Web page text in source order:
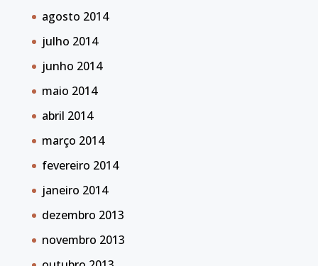
agosto 2014
julho 2014
junho 2014
maio 2014
abril 2014
março 2014
fevereiro 2014
janeiro 2014
dezembro 2013
novembro 2013